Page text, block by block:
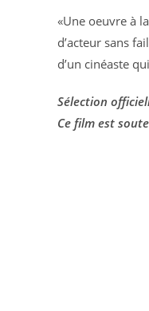
«Une oeuvre à
d’acteur sans
d’un cinéaste
Sélection
Ce film est